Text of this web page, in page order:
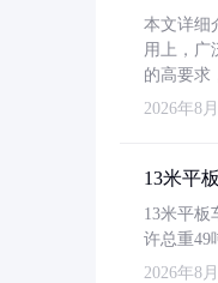
本文详细
用上，广
的高要求
2026年8
13米平
13米平板
许总重49
2026年8